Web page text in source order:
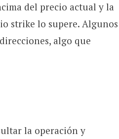
del precio actual y la
strike lo supere. Algunos
algo que
la operación y